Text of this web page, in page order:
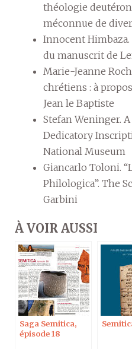
théologie
méconnue de
Innocent Himbaza.
du manuscrit de
Marie-Jeanne
chrétiens : à
Jean le Baptiste
Stefan Weninger.
Dedicatory
National Museum
Giancarlo Toloni.
Philologica”. The
Garbini
À VOIR AUSSI
Saga Semitica,
épisode 18